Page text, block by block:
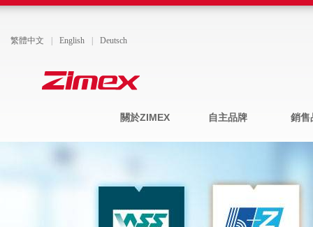
繁體中文 English Deutsch
關於ZIMEX 自主品牌 銷售